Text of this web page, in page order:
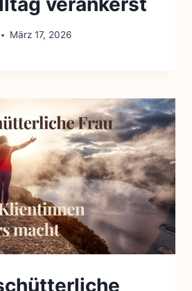
März 17, 2026